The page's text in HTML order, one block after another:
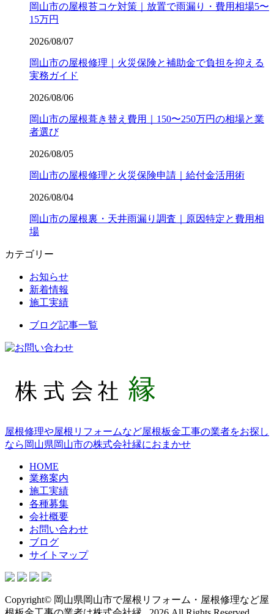
岡山市の屋根苔コケ対策｜放置で雨漏り・費用相場5〜
15万円
2026/08/07
岡山市の屋根修理｜火災保険と補助金で負担を抑える
実務ガイド
2026/08/06
岡山市の屋根葺き替え費用｜150〜250万円の相場と業
者選び
2026/08/05
岡山市の屋根修理と火災保険申請｜給付金活用術
2026/08/04
岡山市の屋根裏・天井雨漏り調査｜原因特定と費用相
場
カテゴリー
お知らせ
新着情報
施工実績
ブログ記事一覧
屋根修理や屋根リフォームなど屋根板金工事の業者をお探し
なら岡山県岡山市の株式会社縁におまかせ
HOME
業務案内
施工実績
各種募集
会社概要
お問い合わせ
ブログ
サイトマップ
Copyright© 岡山県岡山市で屋根リフォーム・屋根修理など屋